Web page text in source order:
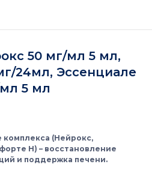
50 мг/мл 5 мл,
24мл, Эссенциале
5 мл
(Нейрокс,
Н) – восстановление
и поддержка печени.